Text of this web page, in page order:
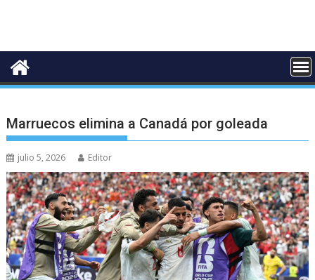
Marruecos elimina a Canadá por goleada
julio 5, 2026 Editor